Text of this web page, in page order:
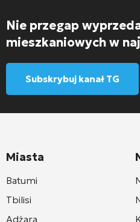
Nie przegap
mieszkaniowych w
Subskrybuj kanał TG
Miasta
Batumi
Tbilisi
Adżara